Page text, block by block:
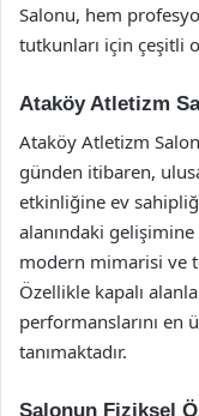
Salonu, hem
tutkunları için çeşitli
Ataköy Atletizm
Ataköy Atletizm
günden itibaren,
etkinliğine ev
alanındaki
modern mimarisi ve
Özellikle kapalı
performanslarını en
tanımaktadır.
Salonun Fiziksel